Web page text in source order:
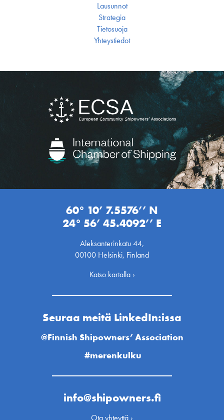
Lausunnot
Strategia
Tietosuoja
Yhteystiedot
60° 10’ 7.5576’’ N
24° 56’ 45.4092’’ E
Aleksanterinkatu 44,
00100 Helsinki, Finland
Katso kartalla ›
Seuraa meitä LinkedIn:issa
@Finnish Shipowners’ Association
#merenkulku
info@shipowners.fi